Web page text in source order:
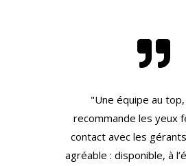

"Une équipe au
recommande les yeux
contact avec les
agréable : disponible, à